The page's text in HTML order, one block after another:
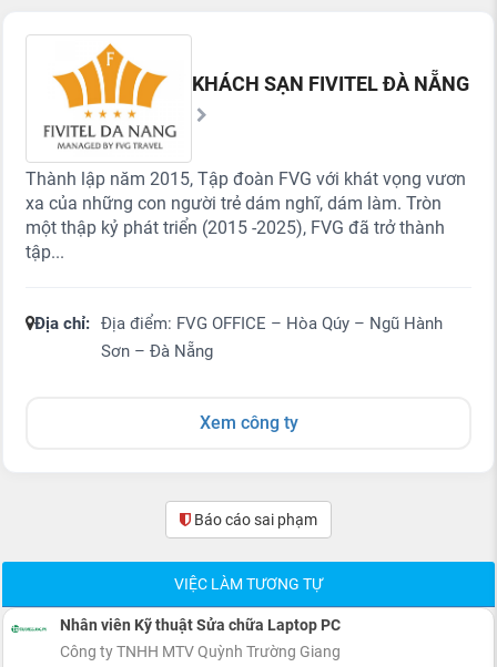
KHÁCH SẠN FIVITEL ĐÀ NẴNG
Thành lập năm 2015, Tập đoàn FVG với khát vọng vươn
xa của những con người trẻ dám nghĩ, dám làm. Tròn
một thập kỷ phát triển (2015 -2025), FVG đã trở thành
tập...
Địa chỉ: Địa điểm: FVG OFFICE – Hòa Qúy – Ngũ Hành
Sơn – Đà Nẵng
Xem công ty
Báo cáo sai phạm(0)
VIỆC LÀM TƯƠNG TỰ
Nhân viên Kỹ thuật Sửa chữa Laptop PC
Công ty TNHH MTV Quỳnh Trường Giang